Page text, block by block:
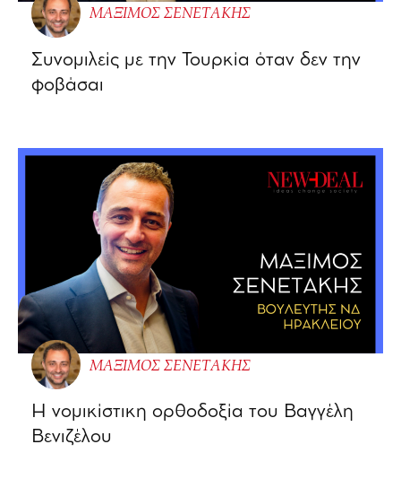
ΜΑΞΙΜΟΣ ΣΕΝΕΤΑΚΗΣ
Συνομιλείς με την Τουρκία όταν δεν την
φοβάσαι
ΜΑΞΙΜΟΣ ΣΕΝΕΤΑΚΗΣ
Η νομικίστικη ορθοδοξία του Βαγγέλη
Βενιζέλου